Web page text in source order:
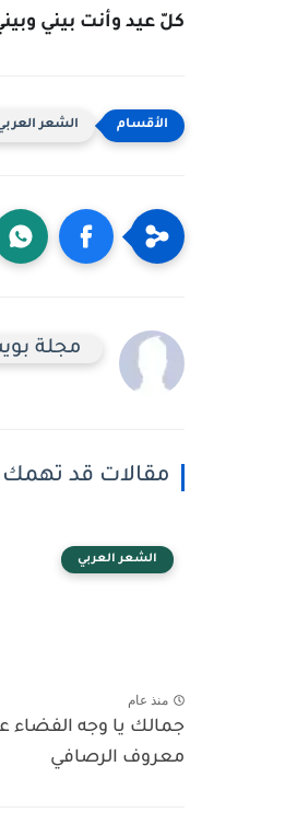
كلّ عيد وأنت بيني
الشعر
مجلة
مقالات قد تهمك
الشعر العربي
منذ عام
جمالك يا وجه الفضاء
معروف الرصافي